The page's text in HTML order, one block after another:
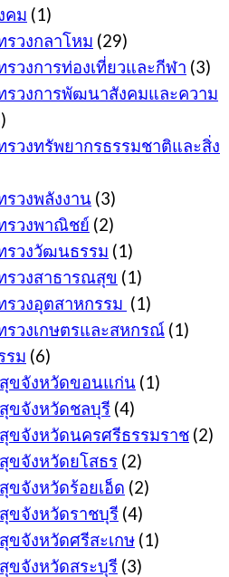
คม (1)
วงกลาโหม (29)
วงการท่องเที่ยวและกีฬา (3)
รวงการพัฒนาสังคมและความ
วงทรัพยากรธรรมชาติและสิ่ง
วงพลังงาน (3)
รวงพาณิชย์ (2)
รวงวัฒนธรรม (1)
รวงสาธารณสุข (1)
วงอุตสาหกรรม (1)
วงเกษตรและสหกรณ์ (1)
รม (6)
ขจังหวัดขอนแก่น (1)
ขจังหวัดชลบุรี (4)
ขจังหวัดนครศรีธรรมราช (2)
ขจังหวัดยโสธร (2)
จังหวัดร้อยเอ็ด (2)
ขจังหวัดราชบุรี (4)
ขจังหวัดศรีสะเกษ (1)
ขจังหวัดสระบุรี (3)